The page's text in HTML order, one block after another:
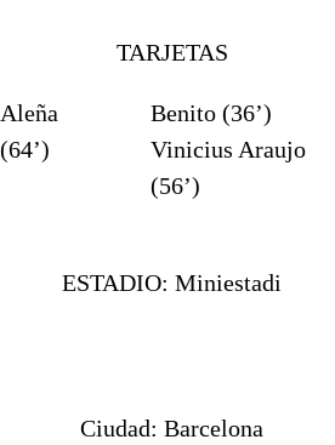
TARJETAS
Aleña
(64’)
Benito (36’)
Vinicius Araujo
(56’)
ESTADIO: Miniestadi
Ciudad: Barcelona